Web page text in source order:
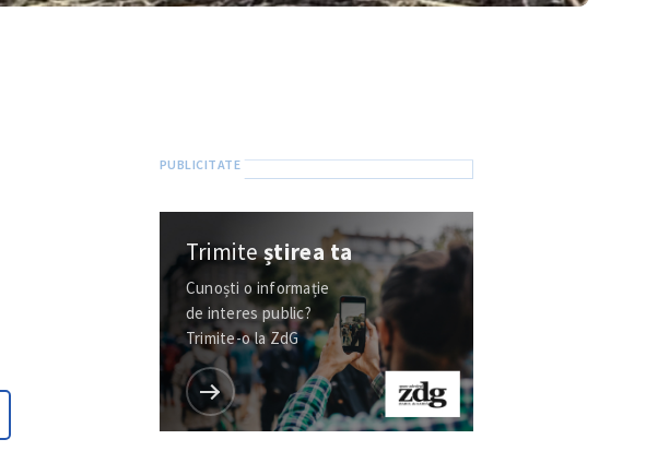
Trimiteștirea ta
Cunoști o informație
de interes public?
Trimite-o la ZdG